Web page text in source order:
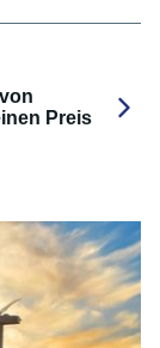
Preis